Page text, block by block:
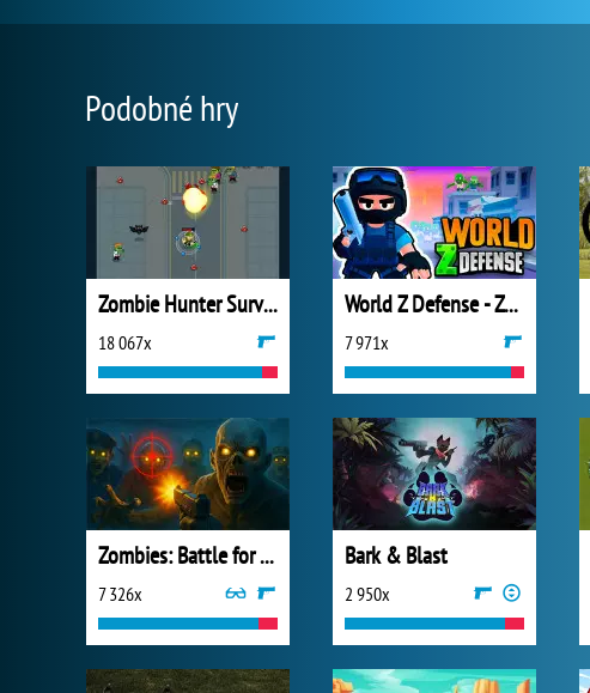
Podobné hry
Zombie Hunter Survival
18 067x
World Z Defense - Zombie Defense
7 971x
Zombies: Battle for Survival
7 326x
Bark & Blast
2 950x